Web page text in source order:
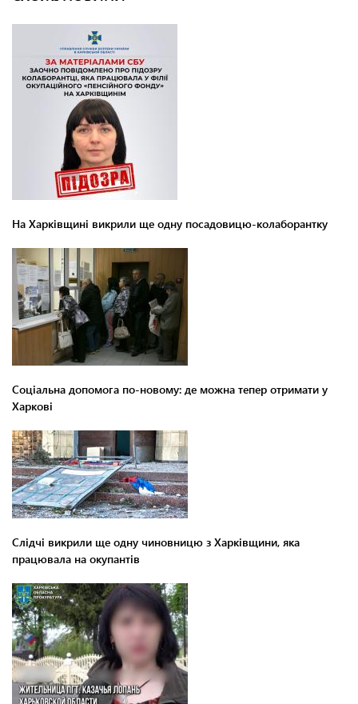
На Харківщині викрили ще одну посадовицю-колаборантку
Соціальна допомога по-новому: де можна тепер отримати у
Харкові
Слідчі викрили ще одну чиновницю з Харківщини, яка
працювала на окупантів